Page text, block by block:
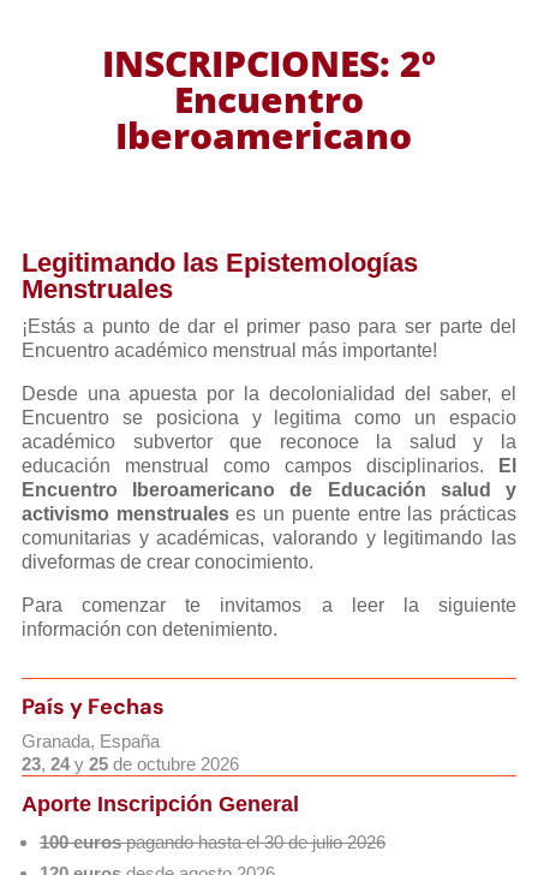
INSCRIPCIONES: 2º
Encuentro
Iberoamericano
Legitimando las Epistemologías
Menstruales
¡Estás a punto de dar el primer paso para ser parte del
Encuentro académico menstrual más importante!
Desde una apuesta por la decolonialidad del saber, el
Encuentro se posiciona y legitima como un espacio
académico subvertor que reconoce la salud y la
educación menstrual como campos disciplinarios. El
Encuentro Iberoamericano de Educación salud y
activismo menstrualeses un puente entre las prácticas
comunitarias y académicas, valorando y legitimando las
diveformas de crear conocimiento.
Para comenzar te invitamos a leer la siguiente
información con detenimiento.
País y Fechas
Granada, España
23, 24y 25de octubre 2026
Aporte Inscripción General
100 eurospagando hasta el 30 de julio 2026